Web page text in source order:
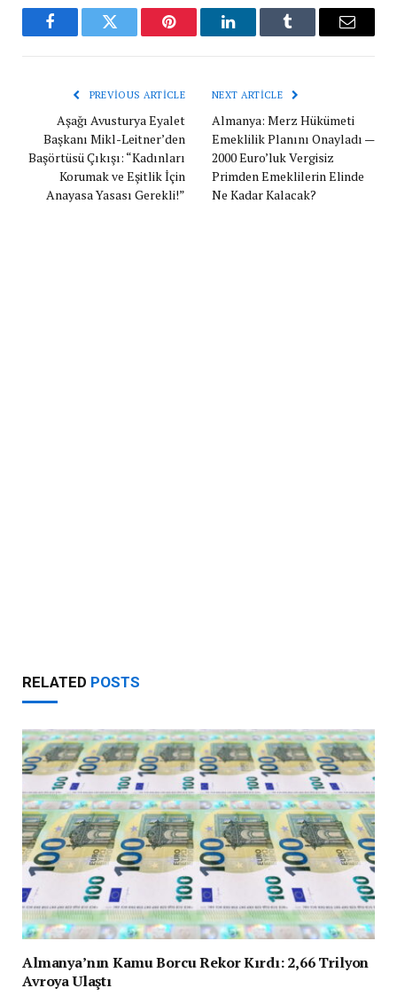
FacebookTwitter Pinterest LinkedInTumblr Email
PREVIOUS ARTICLE
Aşağı Avusturya Eyalet
Başkanı Mikl-Leitner’den
Başörtüsü Çıkışı: “Kadınları
Korumak ve Eşitlik İçin
Anayasa Yasası Gerekli!”
NEXT ARTICLE
Almanya: Merz Hükümeti
Emeklilik Planını Onayladı —
2000 Euro’luk Vergisiz
Primden Emeklilerin Elinde
Ne Kadar Kalacak?
RELATED POSTS
Almanya’nın Kamu Borcu Rekor Kırdı: 2,66 Trilyon
Avroya Ulaştı